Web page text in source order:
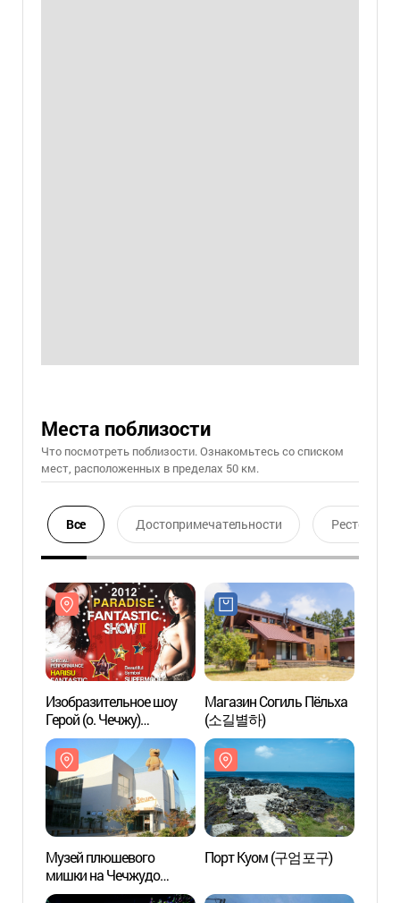
Места поблизости
Что посмотреть поблизости. Ознакомьтесь со списком
мест, расположенных в пределах 50 км.
Все Достопримечательности Ресторан
Изобразительное шоу
Герой (о. Чечжу)
(페인터즈: 히어로 (제주))
Магазин Согиль Пёльха
(소길별하)
Музей плюшевого
мишки на Чечжудо
(제주테지움)
Порт Куом (구엄포구)